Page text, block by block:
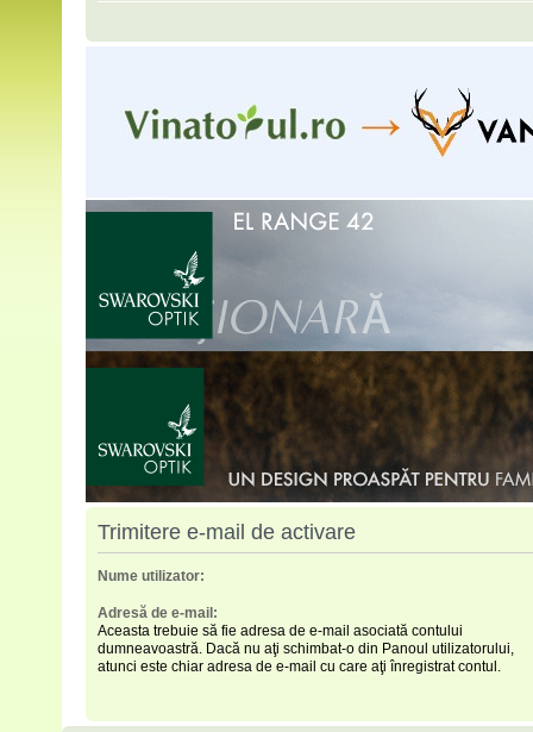
Trimitere e-mail de activare
Nume utilizator:
Adresă de e-mail:
Aceasta trebuie să fie adresa de e-mail asociată contului
dumneavoastră. Dacă nu aţi schimbat-o din Panoul utilizatorului,
atunci este chiar adresa de e-mail cu care aţi înregistrat contul.